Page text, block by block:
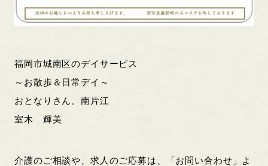
福岡市城南区のデイサービス
～お散歩＆日常デイ～
おとなりさん。南片江
室木 輝美
介護のご相談や、求人のご応募は、「お問い合わせ」よ